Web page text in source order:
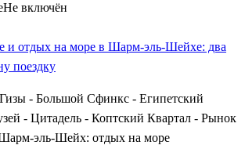
Не включён
и отдых на море в Шарм-эль-Шейхе: два
поездку
- Большой Сфинкс - Египетский
- Цитадель - Коптский Квартал - Рынок
эль-Шейх: отдых на море